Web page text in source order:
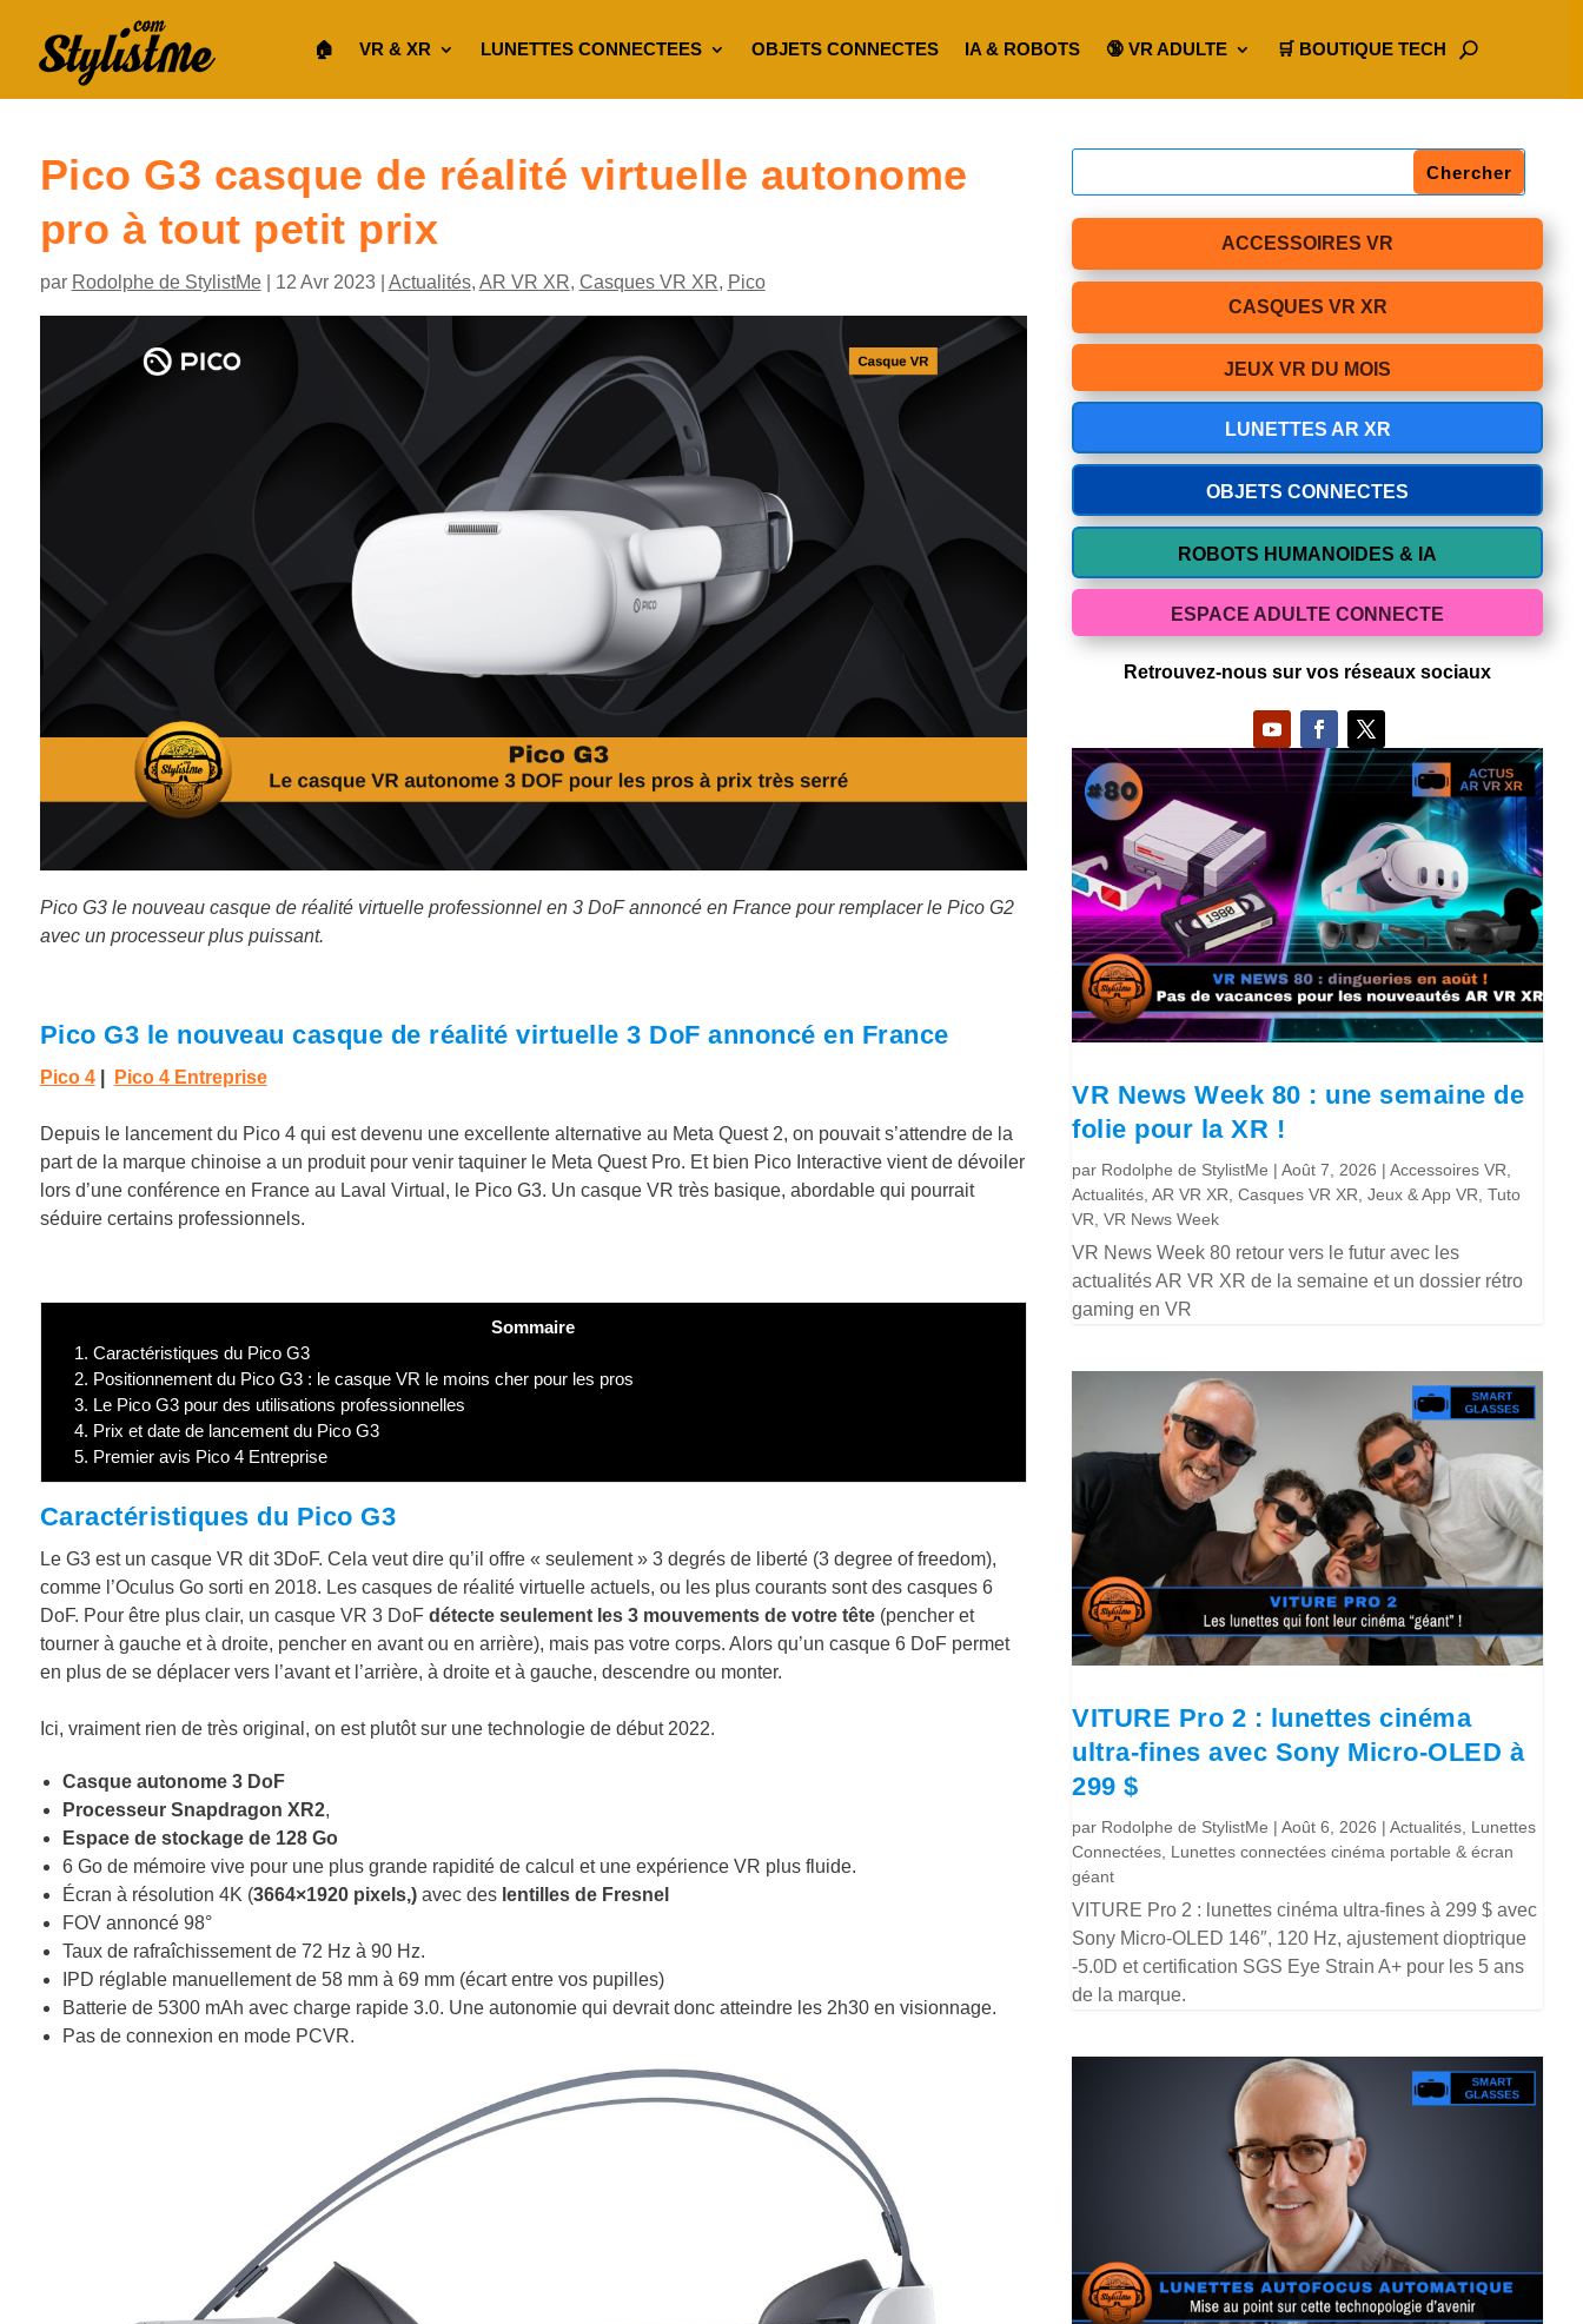
🏠︎ VR & XR LUNETTES CONNECTEES OBJETS CONNECTES IA & ROBOTS 🔞 VR ADULTE 🛒 BOUTIQUE TECH
Pico G3 casque de réalité virtuelle autonome
pro à tout petit prix
par Rodolphe de StylistMe| 12 Avr 2023| Actualités, AR VR XR, Casques VR XR, Pico
Pico G3 le nouveau casque de réalité virtuelle professionnel en 3 DoF annoncé en France pour remplacer le Pico G2
avec un processeur plus puissant.
Pico G3 le nouveau casque de réalité virtuelle 3 DoF annoncé en France
Pico 4 Pico 4 Entreprise
Depuis le lancement du Pico 4 qui est devenu une excellente alternative au Meta Quest 2, on pouvait s’attendre de la
part de la marque chinoise a un produit pour venir taquiner le Meta Quest Pro. Et bien Pico Interactive vient de dévoiler
lors d’une conférence en France au Laval Virtual, le Pico G3. Un casque VR très basique, abordable qui pourrait
séduire certains professionnels.
Sommaire
1. Caractéristiques du Pico G3
2. Positionnement du Pico G3 : le casque VR le moins cher pour les pros
3. Le Pico G3 pour des utilisations professionnelles
4. Prix et date de lancement du Pico G3
5. Premier avis Pico 4 Entreprise
Caractéristiques du Pico G3
Le G3 est un casque VR dit 3DoF. Cela veut dire qu’il offre « seulement » 3 degrés de liberté (3 degree of freedom),
comme l’Oculus Go sorti en 2018. Les casques de réalité virtuelle actuels, ou les plus courants sont des casques 6
DoF. Pour être plus clair, un casque VR 3 DoF détecte seulement les 3 mouvements de votre tête(pencher et
tourner à gauche et à droite, pencher en avant ou en arrière), mais pas votre corps. Alors qu’un casque 6 DoF permet
en plus de se déplacer vers l’avant et l’arrière, à droite et à gauche, descendre ou monter.
Ici, vraiment rien de très original, on est plutôt sur une technologie de début 2022.
Casque autonome 3 DoF
Processeur Snapdragon XR2,
Espace de stockage de 128 Go
6 Go de mémoire vive pour une plus grande rapidité de calcul et une expérience VR plus fluide.
Écran à résolution 4K (3664×1920 pixels,) avec des lentilles de Fresnel
FOV annoncé 98°
Taux de rafraîchissement de 72 Hz à 90 Hz.
IPD réglable manuellement de 58 mm à 69 mm (écart entre vos pupilles)
Batterie de 5300 mAh avec charge rapide 3.0. Une autonomie qui devrait donc atteindre les 2h30 en visionnage.
Pas de connexion en mode PCVR.
ACCESSOIRES VR
CASQUES VR XR
JEUX VR DU MOIS
LUNETTES AR XR
OBJETS CONNECTES
ROBOTS HUMANOIDES & IA
ESPACE ADULTE CONNECTE
Retrouvez-nous sur vos réseaux sociaux
VR News Week 80 : une semaine de
folie pour la XR !
par Rodolphe de StylistMe |Août 7, 2026 |Accessoires VR
Actualités ,AR VR XR ,Casques VR XR ,Jeux & App VR ,Tuto
VR ,VR News Week
VR News Week 80 retour vers le futur avec les
actualités AR VR XR de la semaine et un dossier rétro
gaming en VR
VITURE Pro 2 : lunettes cinéma
ultra-fines avec Sony Micro-OLED à
299 $
par Rodolphe de StylistMe |Août 6, 2026 |Actualités Lunettes
Connectées Lunettes connectées cinéma portable & écran
géant
VITURE Pro 2 : lunettes cinéma ultra-fines à 299 $ avec
Sony Micro-OLED 146″, 120 Hz, ajustement dioptrique
-5.0D et certification SGS Eye Strain A+ pour les 5 ans
de la marque.